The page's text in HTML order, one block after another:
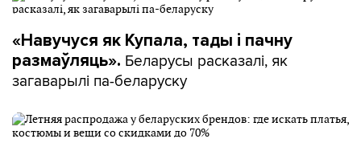
«Навучуся як Купала, тады і пачну
размаўляць». Беларусы расказалі, як
загаварылі па-беларуску